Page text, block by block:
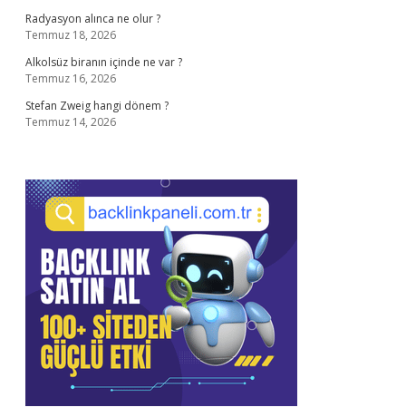
Radyasyon alınca ne olur ?
Temmuz 18, 2026
Alkolsüz biranın içinde ne var ?
Temmuz 16, 2026
Stefan Zweig hangi dönem ?
Temmuz 14, 2026